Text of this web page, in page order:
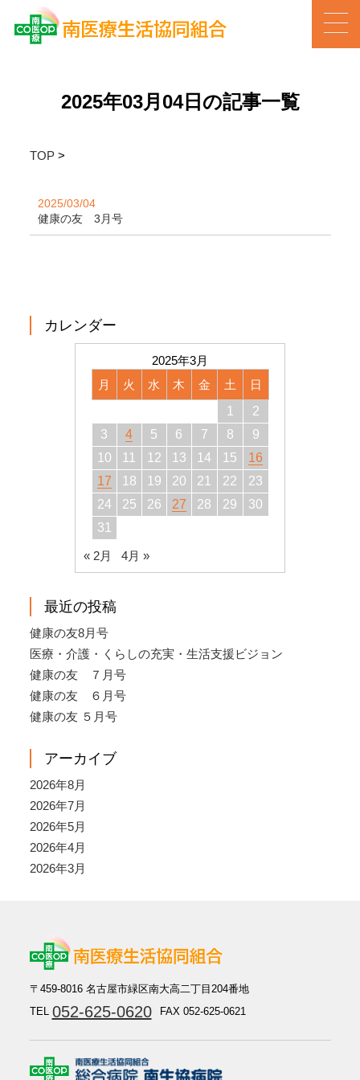
2025年03月04日の記事一覧
TOP>
2025/03/04
健康の友 3月号
カレンダー
2025年3月
月
火 水 木 金 土
日
1
2
3
4 5 6 7 8
9
10
11 12 13 14 15
16
17
18 19 20 21 22
23
24
25 26 27 28 29
30
31
« 2月 4月 »
最近の投稿
健康の友8月号
医療・介護・くらしの充実・生活支援ビジョン
健康の友 ７月号
健康の友 ６月号
健康の友 ５月号
アーカイブ
2026年8月
2026年7月
2026年5月
2026年4月
2026年3月
〒459-8016 名古屋市緑区南大高二丁目204番地
TEL 052-625-0620 FAX 052-625-0621